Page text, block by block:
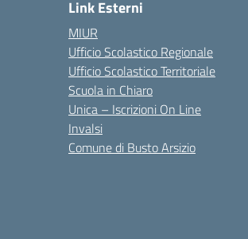
Link Esterni
MIUR
Ufficio Scolastico Regionale
Ufficio Scolastico Territoriale
Scuola in Chiaro
Unica – Iscrizioni On Line
Invalsi
Comune di Busto Arsizio